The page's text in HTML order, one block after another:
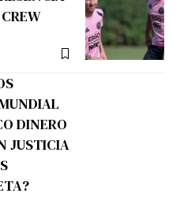
DINERO
JUSTICIA